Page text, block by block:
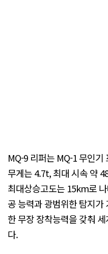
MQ-9 리퍼는 MQ-1 무인
무게는 4.7t, 최대 시속 약
최대상승고도는 15km로
공 능력과 광범위한 탐지
한 무장 장착능력을 갖춰
다.